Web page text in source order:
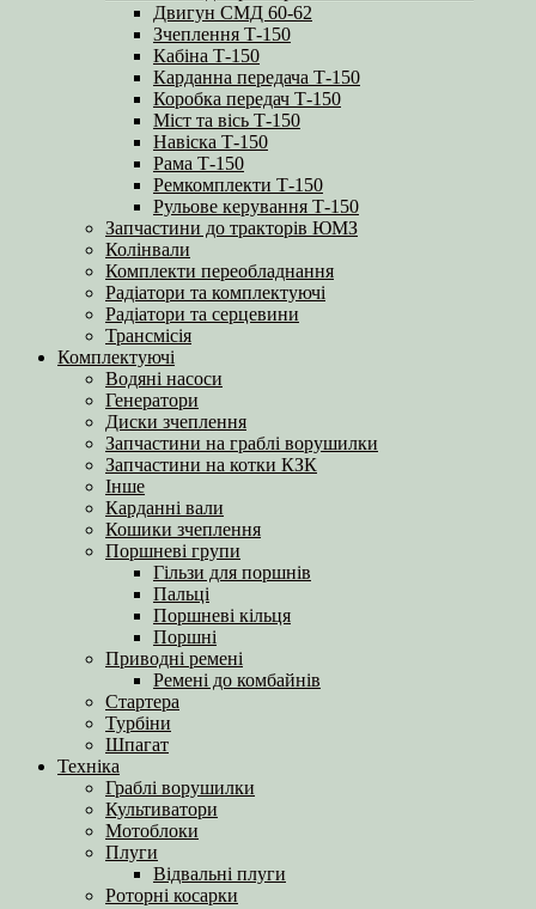
Двигун СМД 60-62
Зчеплення Т-150
Кабіна Т-150
Карданна передача Т-150
Коробка передач Т-150
Міст та вісь Т-150
Навіска Т-150
Рама Т-150
Ремкомплекти Т-150
Рульове керування Т-150
Запчастини до тракторів ЮМЗ
Колінвали
Комплекти переобладнання
Радіатори та комплектуючі
Радіатори та серцевини
Трансмісія
Комплектуючі
Водяні насоси
Генератори
Диски зчеплення
Запчастини на граблі ворушилки
Запчастини на котки КЗК
Інше
Карданні вали
Кошики зчеплення
Поршневі групи
Гільзи для поршнів
Пальці
Поршневі кільця
Поршні
Приводні ремені
Ремені до комбайнів
Стартера
Турбіни
Шпагат
Техніка
Граблі ворушилки
Культиватори
Мотоблоки
Плуги
Відвальні плуги
Роторні косарки